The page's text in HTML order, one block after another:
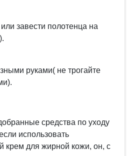
завести полотенца на
руками( не трогайте
средства по уходу
использовать
для жирной кожи, он, с